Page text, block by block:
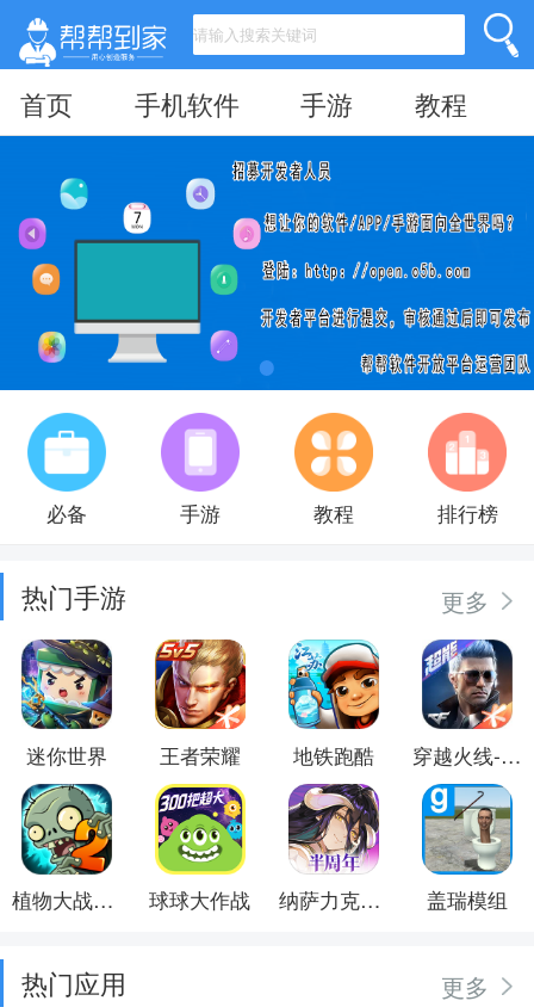
首页 手机软件 手游 教程
必备 手游 教程 排行榜
热门手游 更多
迷你世界 王者荣耀 地铁跑酷 穿越火线-枪战王者
植物大战僵尸2 球球大作战 纳萨力克之王 盖瑞模组
热门应用 更多